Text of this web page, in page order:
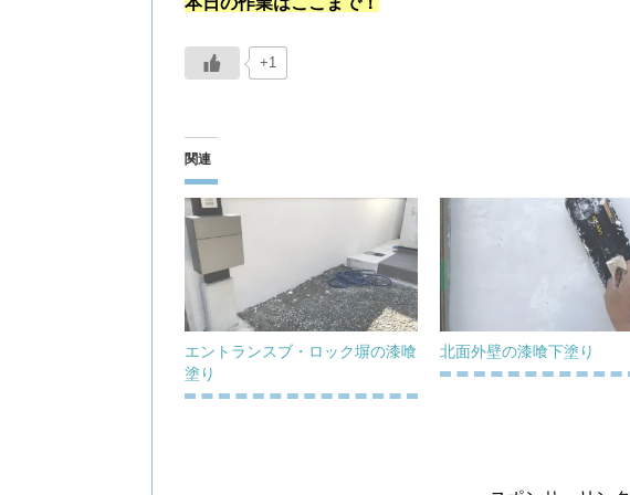
+1
関連
エントランスブ・ロック塀の漆喰
塗り
北面外壁の漆喰下塗り